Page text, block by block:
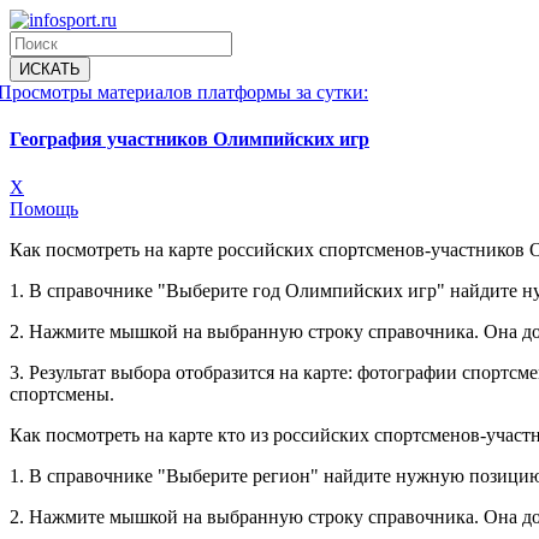
материалов платформы за сутки:
География участников Олимпийских игр
X
Помощь
Как посмотреть на карте российских спортсменов-
1. В справочнике "Выберите год Олимпийских игр"
2. Нажмите мышкой на выбранную строку справочника. Она
3. Результат выбора отобразится на карте: фотографии
спортсмены.
Как посмотреть на карте кто из российских спортсменов-
1. В справочнике "Выберите регион" найдите нужную
2. Нажмите мышкой на выбранную строку справочника. Она